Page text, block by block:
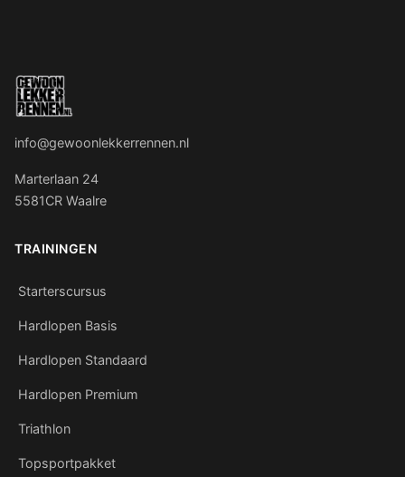
info@gewoonlekkerrennen.nl
Marterlaan 24
5581CR Waalre
TRAININGEN
Starterscursus
Hardlopen Basis
Hardlopen Standaard
Hardlopen Premium
Triathlon
Topsportpakket